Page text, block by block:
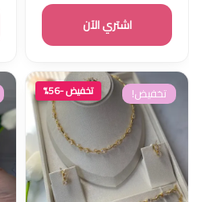
اشتري الآن
تخفيض! تخفيض -56%